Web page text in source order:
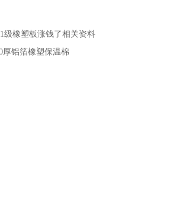
级橡塑板涨钱了相关资料
厚铝箔橡塑保温棉